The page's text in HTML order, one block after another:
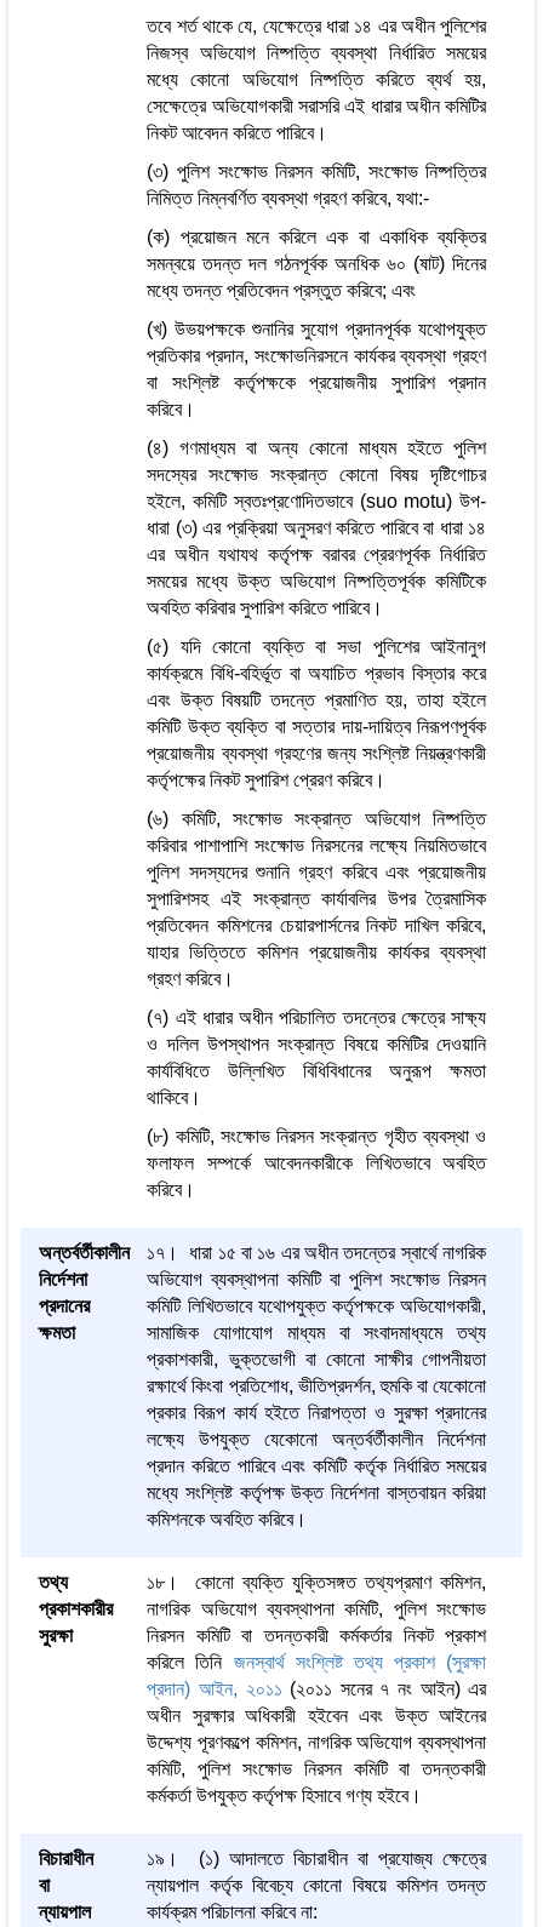
তবে শর্ত থাকে যে, যেক্ষেত্রে ধারা ১৪ এর অধীন পুলিশের
নিজস্ব অভিযোগ নিষ্পত্তি ব্যবস্থা নির্ধারিত সময়ের
মধ্যে কোনো অভিযোগ নিষ্পত্তি করিতে ব্যর্থ হয়,
সেক্ষেত্রে অভিযোগকারী সরাসরি এই ধারার অধীন কমিটির
নিকট আবেদন করিতে পারিবে।
(৩) পুলিশ সংক্ষোভ নিরসন কমিটি, সংক্ষোভ নিষ্পত্তির
নিমিত্ত নিম্নবর্ণিত ব্যবস্থা গ্রহণ করিবে, যথা:-
(ক) প্রয়োজন মনে করিলে এক বা একাধিক ব্যক্তির
সমন্বয়ে তদন্ত দল গঠনপূর্বক অনধিক ৬০ (ষাট) দিনের
মধ্যে তদন্ত প্রতিবেদন প্রস্তুত করিবে; এবং
(খ) উভয়পক্ষকে শুনানির সুযোগ প্রদানপূর্বক যথোপযুক্ত
প্রতিকার প্রদান, সংক্ষোভনিরসনে কার্যকর ব্যবস্থা গ্রহণ
বা সংশ্লিষ্ট কর্তৃপক্ষকে প্রয়োজনীয় সুপারিশ প্রদান
করিবে।
(৪) গণমাধ্যম বা অন্য কোনো মাধ্যম হইতে পুলিশ
সদস্যের সংক্ষোভ সংক্রান্ত কোনো বিষয় দৃষ্টিগোচর
হইলে, কমিটি স্বতঃপ্রণোদিতভাবে (suo motu) উপ-
ধারা (৩) এর প্রক্রিয়া অনুসরণ করিতে পারিবে বা ধারা ১৪
এর অধীন যথাযথ কর্তৃপক্ষ বরাবর প্রেরণপূর্বক নির্ধারিত
সময়ের মধ্যে উক্ত অভিযোগ নিষ্পত্তিপূর্বক কমিটিকে
অবহিত করিবার সুপারিশ করিতে পারিবে।
(৫) যদি কোনো ব্যক্তি বা সভা পুলিশের আইনানুগ
কার্যক্রমে বিধি-বহির্ভূত বা অযাচিত প্রভাব বিস্তার করে
এবং উক্ত বিষয়টি তদন্তে প্রমাণিত হয়, তাহা হইলে
কমিটি উক্ত ব্যক্তি বা সত্তার দায়-দায়িত্ব নিরূপণপূর্বক
প্রয়োজনীয় ব্যবস্থা গ্রহণের জন্য সংশ্লিষ্ট নিয়ন্ত্রণকারী
কর্তৃপক্ষের নিকট সুপারিশ প্রেরণ করিবে।
(৬) কমিটি, সংক্ষোভ সংক্রান্ত অভিযোগ নিষ্পত্তি
করিবার পাশাপাশি সংক্ষোভ নিরসনের লক্ষ্যে নিয়মিতভাবে
পুলিশ সদস্যদের শুনানি গ্রহণ করিবে এবং প্রয়োজনীয়
সুপারিশসহ এই সংক্রান্ত কার্যাবলির উপর ত্রৈমাসিক
প্রতিবেদন কমিশনের চেয়ারপার্সনের নিকট দাখিল করিবে,
যাহার ভিত্তিতে কমিশন প্রয়োজনীয় কার্যকর ব্যবস্থা
গ্রহণ করিবে।
(৭) এই ধারার অধীন পরিচালিত তদন্তের ক্ষেত্রে সাক্ষ্য
ও দলিল উপস্থাপন সংক্রান্ত বিষয়ে কমিটির দেওয়ানি
কার্যবিধিতে উল্লিখিত বিধিবিধানের অনুরূপ ক্ষমতা
থাকিবে।
(৮) কমিটি, সংক্ষোভ নিরসন সংক্রান্ত গৃহীত ব্যবস্থা ও
ফলাফল সম্পর্কে আবেদনকারীকে লিখিতভাবে অবহিত
করিবে।
অন্তর্বর্তীকালীন
নির্দেশনা
প্রদানের
ক্ষমতা
১৭। ধারা ১৫ বা ১৬ এর অধীন তদন্তের স্বার্থে নাগরিক
অভিযোগ ব্যবস্থাপনা কমিটি বা পুলিশ সংক্ষোভ নিরসন
কমিটি লিখিতভাবে যথোপযুক্ত কর্তৃপক্ষকে অভিযোগকারী,
সামাজিক যোগাযোগ মাধ্যম বা সংবাদমাধ্যমে তথ্য
প্রকাশকারী, ভুক্তভোগী বা কোনো সাক্ষীর গোপনীয়তা
রক্ষার্থে কিংবা প্রতিশোধ, ভীতিপ্রদর্শন, হুমকি বা যেকোনো
প্রকার বিরূপ কার্য হইতে নিরাপত্তা ও সুরক্ষা প্রদানের
লক্ষ্যে উপযুক্ত যেকোনো অন্তর্বর্তীকালীন নির্দেশনা
প্রদান করিতে পারিবে এবং কমিটি কর্তৃক নির্ধারিত সময়ের
মধ্যে সংশ্লিষ্ট কর্তৃপক্ষ উক্ত নির্দেশনা বাস্তবায়ন করিয়া
কমিশনকে অবহিত করিবে।
তথ্য
প্রকাশকারীর
সুরক্ষা
১৮। কোনো ব্যক্তি যুক্তিসঙ্গত তথ্যপ্রমাণ কমিশন,
নাগরিক অভিযোগ ব্যবস্থাপনা কমিটি, পুলিশ সংক্ষোভ
নিরসন কমিটি বা তদন্তকারী কর্মকর্তার নিকট প্রকাশ
করিলে তিনি জনস্বার্থ সংশ্লিষ্ট তথ্য প্রকাশ (সুরক্ষা
প্রদান) আইন, ২০১১ (২০১১ সনের ৭ নং আইন) এর
অধীন সুরক্ষার অধিকারী হইবেন এবং উক্ত আইনের
উদ্দেশ্য পূরণকল্পে কমিশন, নাগরিক অভিযোগ ব্যবস্থাপনা
কমিটি, পুলিশ সংক্ষোভ নিরসন কমিটি বা তদন্তকারী
কর্মকর্তা উপযুক্ত কর্তৃপক্ষ হিসাবে গণ্য হইবে।
বিচারাধীন
বা
ন্যায়পাল
১৯। (১) আদালতে বিচারাধীন বা প্রযোজ্য ক্ষেত্রে
ন্যায়পাল কর্তৃক বিবেচ্য কোনো বিষয়ে কমিশন তদন্ত
কার্যক্রম পরিচালনা করিবে না: